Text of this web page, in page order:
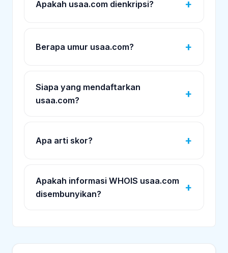
Apakah usaa.com dienkripsi?
Berapa umur usaa.com?
Siapa yang mendaftarkan
usaa.com?
Apa arti skor?
Apakah informasi WHOIS usaa.com
disembunyikan?